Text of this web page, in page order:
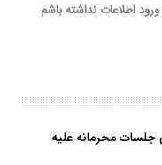
اطلاعات نداشته باشم
جلسات محرمانه علیه